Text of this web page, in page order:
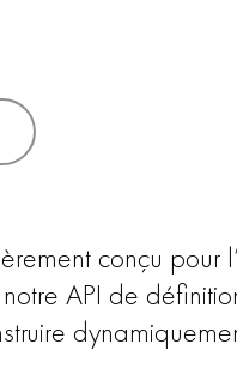
conçu pour
API de